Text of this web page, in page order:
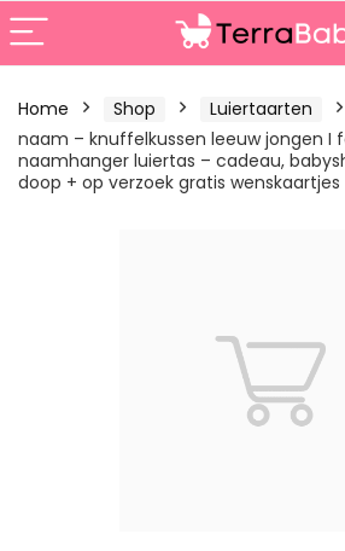
Home Shop Luiertaarten
naam – knuffelkussen leeuw jongen I
naamhanger luiertas – cadeau,
doop + op verzoek gratis wenskaartjes